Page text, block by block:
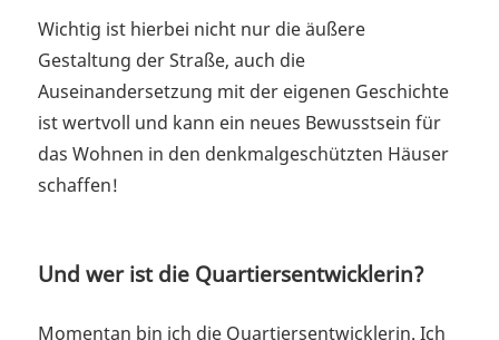
Wichtig ist hierbei nicht nur die äußere
Gestaltung der Straße, auch die
Auseinandersetzung mit der eigenen Geschichte
ist wertvoll und kann ein neues Bewusstsein für
das Wohnen in den denkmalgeschützten Häuser
schaffen!
Und wer ist die Quartiersentwicklerin?
Momentan bin ich die Quartiersentwicklerin. Ich